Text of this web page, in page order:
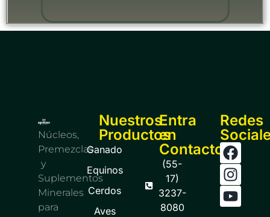
Núcleos,
Premezclas
y
Suplementos
Minerales
para
Nuestros
Productos
Ganado
Equinos
Cerdos
Aves
Entra
en
Contacto
(55-
17)
3237-
8080
Redes